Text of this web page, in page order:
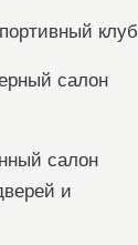
клуб
салон
салон
и